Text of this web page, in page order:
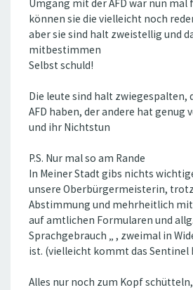
Umgang mit der AFD war nun mal
können sie die vielleicht noch
aber sie sind halt zweistellig und
mitbestimmen
Selbst schuld!
Die leute sind halt zwiegespalten,
AFD haben, der andere hat genug
und ihr Nichtstun
P.S. Nur mal so am Rande
In Meiner Stadt gibs nichts
unsere Oberbürgermeisterin,
Abstimmung und mehrheitlich mit
auf amtlichen Formularen und
Sprachgebrauch „ , zweimal in
ist. (vielleicht kommt das Sentinel
Alles nur noch zum Kopf